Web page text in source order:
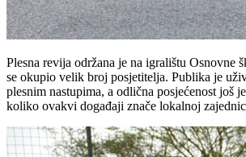
Plesna revija održana je na igralištu Osnovne
se okupio velik broj posjetitelja. Publika je
plesnim nastupima, a odlična posjećenost još
koliko ovakvi događaji znače lokalnoj